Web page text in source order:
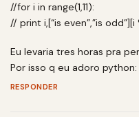
//for i in range(1,11):
// print i,[“is even”,”is odd”][i
Eu levaria tres horas pra
Por isso q eu adoro
RESPONDER